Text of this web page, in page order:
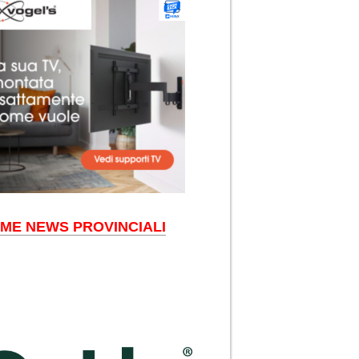
NEWS PROVINCIALI